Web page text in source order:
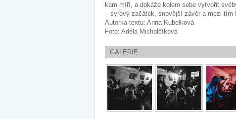
kam míří, a dokáže kolem sebe vytvořit
– syrový začátek, snovější závěr a mezi tím
Autorka textu: Anna Kubelková
Foto: Adéla Michalčíková
GALERIE